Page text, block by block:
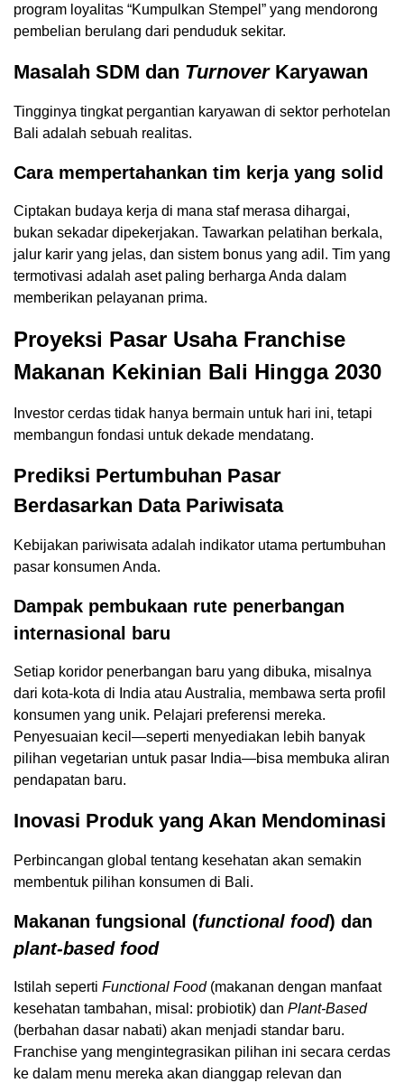
program loyalitas “Kumpulkan Stempel” yang mendorong
pembelian berulang dari penduduk sekitar.
Masalah SDM dan TurnoverKaryawan
Tingginya tingkat pergantian karyawan di sektor perhotelan
Bali adalah sebuah realitas.
Cara mempertahankan tim kerja yang solid
Ciptakan budaya kerja di mana staf merasa dihargai,
bukan sekadar dipekerjakan. Tawarkan pelatihan berkala,
jalur karir yang jelas, dan sistem bonus yang adil. Tim yang
termotivasi adalah aset paling berharga Anda dalam
memberikan pelayanan prima.
Proyeksi Pasar Usaha Franchise
Makanan Kekinian Bali Hingga 2030
Investor cerdas tidak hanya bermain untuk hari ini, tetapi
membangun fondasi untuk dekade mendatang.
Prediksi Pertumbuhan Pasar
Berdasarkan Data Pariwisata
Kebijakan pariwisata adalah indikator utama pertumbuhan
pasar konsumen Anda.
Dampak pembukaan rute penerbangan
internasional baru
Setiap koridor penerbangan baru yang dibuka, misalnya
dari kota-kota di India atau Australia, membawa serta profil
konsumen yang unik. Pelajari preferensi mereka.
Penyesuaian kecil—seperti menyediakan lebih banyak
pilihan vegetarian untuk pasar India—bisa membuka aliran
pendapatan baru.
Inovasi Produk yang Akan Mendominasi
Perbincangan global tentang kesehatan akan semakin
membentuk pilihan konsumen di Bali.
Makanan fungsional (functional food) dan
plant-based food
Istilah seperti Functional Food (makanan dengan manfaat
kesehatan tambahan, misal: probiotik) dan Plant-Based
(berbahan dasar nabati) akan menjadi standar baru.
Franchise yang mengintegrasikan pilihan ini secara cerdas
ke dalam menu mereka akan dianggap relevan dan